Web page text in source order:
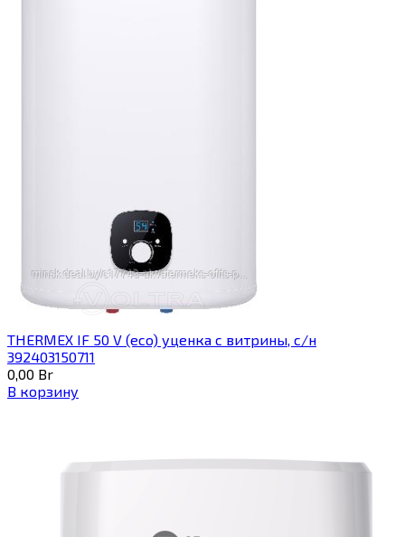
THERMEX IF 50 V (eco) уценка c витрины, с/н
392403150711
0,00 Br
В корзину